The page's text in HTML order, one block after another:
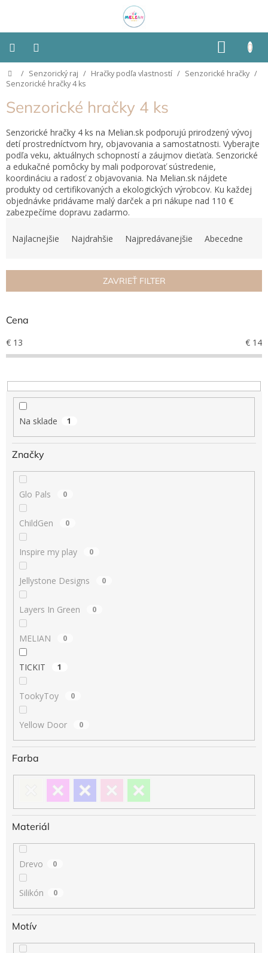
KOŠÍK
Montessori
Detská
izba
Senzorické
pomôcky
Hračky
podľa
typu
Hračky
podľa
podľa
podľa
príležitosti
Značky
Senzorický
raj
Prihlásenie
Domov
/ Senzorický raj / Hračky podľa vlastností / Senzorické hračky /
Senzorické hračky 4 ks
Senzorické hračky 4 ks
Senzorické hračky 4 ks na Melian.sk podporujú prirodzený vývoj
detí prostredníctvom hry, objavovania a samostatnosti. Vyberajte
podľa veku, aktuálnych schopností a záujmov dieťaťa. Senzorické
a edukačné pomôcky by mali podporovať sústredenie,
koordináciu a radosť z objavovania. Na Melian.sk nájdete
produkty od certifikovaných a ekologických výrobcov. Ku každej
objednávke pridávame malý darček a pri nákupe nad 110 €
zabezpečíme dopravu zadarmo.
i
p
o
d
k
t
Najlacnejšie Najdrahšie Najpredávanejšie Abecedne
ZAVRIEŤ FILTER
Cena
€ 13 € 14
Na sklade 1
Značky
Glo Pals 0
ChildGen 0
Inspire my play 0
Jellystone Designs 0
Layers In Green 0
MELIAN 0
TICKIT 1
TookyToy 0
Yellow Door 0
Farba
Materiál
Drevo 0
Silikón 0
Motív